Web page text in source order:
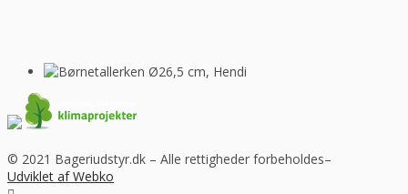
© 2021 Bageriudstyr.dk – Alle rettigheder forbeholdes–
Udviklet af Webko